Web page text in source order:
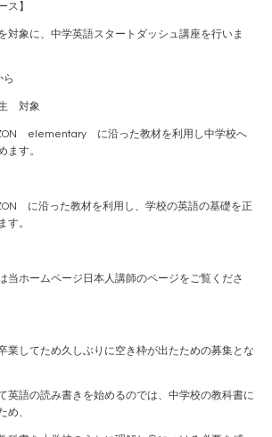
ス】
対象に、中学英語スタートダッシュ講座を行いま
ら
対象
elementary に沿った教材を利用し中学校へ
ます。
に沿った教材を利用し、学校の英語の基礎を正
す。
当ホームページ日本人講師のページをご覧くださ
業してため久しぶりに空き枠が出たための募集とな
英語の読み書きを始めるのでは、中学校の教科書に
め、